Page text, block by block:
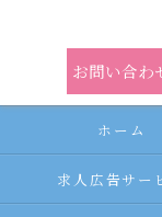
お問い合わ
ホーム
求人広告サー